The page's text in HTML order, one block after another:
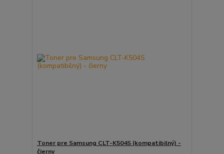
Toner pre Samsung CLT-K504S (kompatibilný) -
čierny